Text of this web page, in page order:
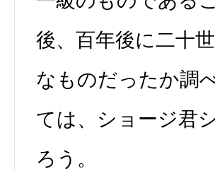
後、百年後に二十
なものだったか調
ては、ショージ君
ろう。